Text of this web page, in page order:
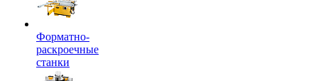
Форматно-
раскроечные
станки